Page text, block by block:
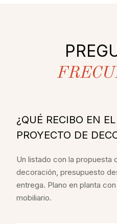
¿QUÉ RECIBO EN EL
PROYECTO DE
Un listado con la propuesta
decoración, presupuesto
entrega. Plano en planta
mobiliario.